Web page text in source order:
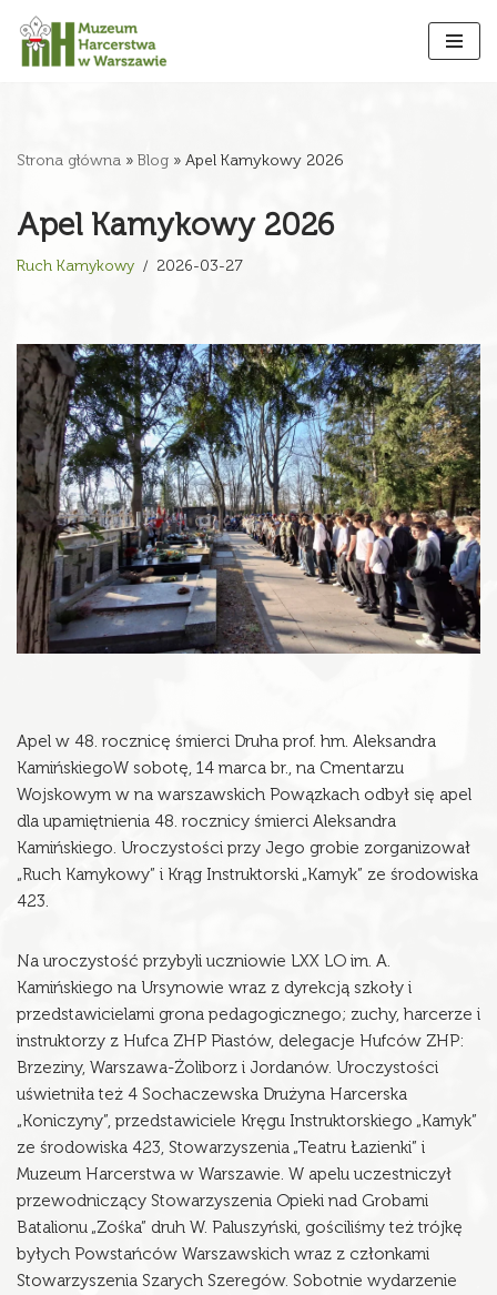
Strona główna » Blog » Apel Kamykowy 2026
Apel Kamykowy 2026
Ruch Kamykowy 2026-03-27
Apel w 48. rocznicę śmierci Druha prof. hm. Aleksandra
KamińskiegoW sobotę, 14 marca br., na Cmentarzu
Wojskowym w na warszawskich Powązkach odbył się apel
dla upamiętnienia 48. rocznicy śmierci Aleksandra
Kamińskiego. Uroczystości przy Jego grobie zorganizował
„Ruch Kamykowy” i Krąg Instruktorski „Kamyk” ze środowiska
423.
Na uroczystość przybyli uczniowie LXX LO im. A.
Kamińskiego na Ursynowie wraz z dyrekcją szkoły i
przedstawicielami grona pedagogicznego; zuchy, harcerze i
instruktorzy z Hufca ZHP Piastów, delegacje Hufców ZHP:
Brzeziny, Warszawa-Żoliborz i Jordanów. Uroczystości
uświetniła też 4 Sochaczewska Drużyna Harcerska
„Koniczyny”, przedstawiciele Kręgu Instruktorskiego „Kamyk”
ze środowiska 423, Stowarzyszenia „Teatru Łazienki” i
Muzeum Harcerstwa w Warszawie. W apelu uczestniczył
przewodniczący Stowarzyszenia Opieki nad Grobami
Batalionu „Zośka” druh W. Paluszyński, gościliśmy też trójkę
byłych Powstańców Warszawskich wraz z członkami
Stowarzyszenia Szarych Szeregów. Sobotnie wydarzenie